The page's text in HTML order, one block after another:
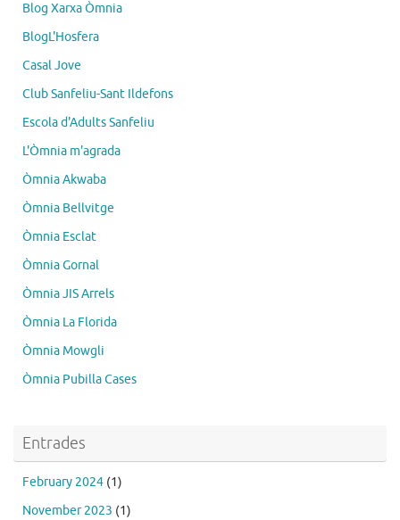
Blog Xarxa Òmnia
BlogL'Hosfera
Casal Jove
Club Sanfeliu-Sant Ildefons
Escola d'Adults Sanfeliu
L'Òmnia m'agrada
Òmnia Akwaba
Òmnia Bellvitge
Òmnia Esclat
Òmnia Gornal
Òmnia JIS Arrels
Òmnia La Florida
Òmnia Mowgli
Òmnia Pubilla Cases
Entrades
February 2024 (1)
November 2023 (1)